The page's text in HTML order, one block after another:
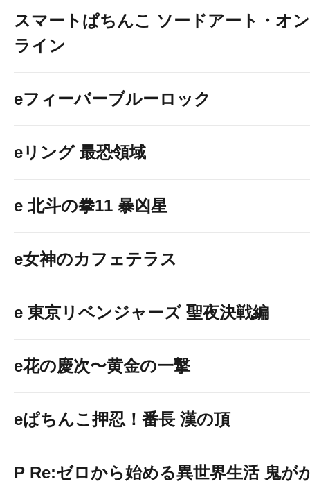
スマートぱちんこ ソードアート・オン
ライン
eフィーバーブルーロック
eリング 最恐領域
e 北斗の拳11 暴凶星
e女神のカフェテラス
e 東京リベンジャーズ 聖夜決戦編
e花の慶次〜黄金の一撃
eぱちんこ押忍！番長 漢の頂
P Re:ゼロから始める異世界生活 鬼が